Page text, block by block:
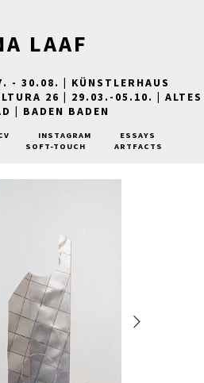
LAAF
- 30.08. | KÜNSTLERHAUS
26 | 29.03.-05.10. | ALTES
| BADEN BADEN
INSTAGRAM
ESSAYS
SOFT-TOUCH ARTFACTS